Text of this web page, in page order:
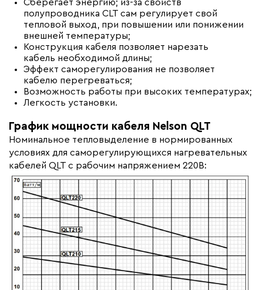
Сберегает энергию; из-за свойств
полупроводника CLT сам регулирует свой
тепловой выход, при повышении или понижении
внешней температуры;
Конструкция кабеля позволяет нарезать
кабель необходимой длины;
Эффект саморегулирования не позволяет
кабелю перегреваться;
Возможность работы при высоких температурах;
Легкость установки.
График мощности кабеля Nelson QLT
Номинальное тепловыделение в нормированных
условиях для саморегулирующихся нагревательных
кабелей QLT с рабочим напряжением 220В: